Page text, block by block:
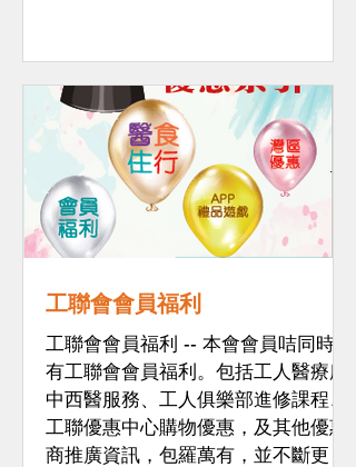
工聯會會員福利
工聯會會員福利 -- 本會會員咭同時享
有工聯會會員福利。包括工人醫療所
中西醫服務、工人俱樂部進修課程、
工聯優惠中心購物優惠，及其他優惠
商推廣資訊，包羅萬有，並不斷更